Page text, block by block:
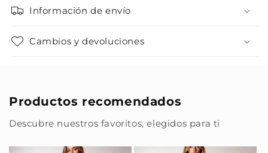
Información de envío
Cambios y devoluciones
Productos recomendados
Descubre nuestros favoritos, elegidos para ti